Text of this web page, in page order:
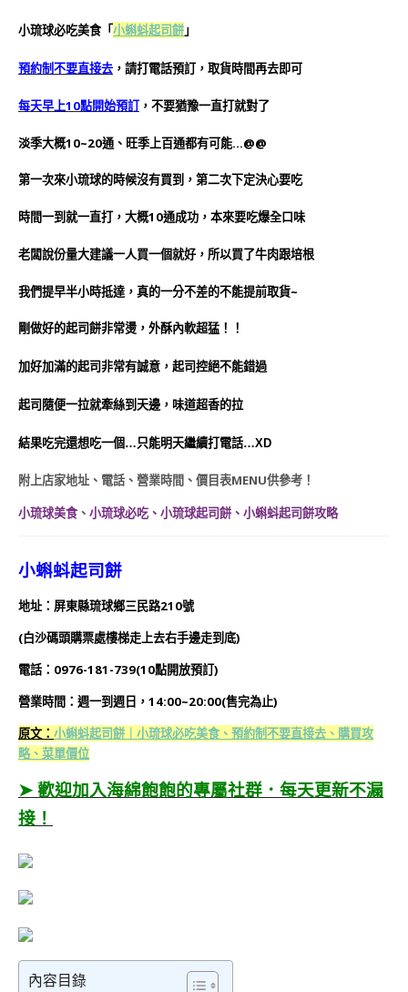
小琉球必吃美食「 小蝌蚪起司餅」
預約制不要直接去 ，請打電話預訂，取貨時間再去即可
每天早上10點開始預訂，不要猶豫一直打就對了
淡季大概10~20通、旺季上百通都有可能…@@
第一次來小琉球的時候沒有買到，第二次下定決心要吃
時間一到就一直打，大概10通成功，本來要吃爆全口味
老闆說份量大建議一人買一個就好，所以買了牛肉跟培根
我們提早半小時抵達，真的一分不差的不能提前取貨~
剛做好的起司餅非常燙，外酥內軟超猛！！
加好加滿的起司非常有誠意，起司控絕不能錯過
起司隨便一拉就牽絲到天邊，味道超香的拉
結果吃完還想吃一個…只能明天繼續打電話…XD
附上店家地址、電話、營業時間、價目表MENU供參考！
小琉球美食、 小琉球必吃、小琉球起司餅、小蝌蚪起司餅攻略
小蝌蚪起司餅
地址：屏東縣琉球鄉三民路210號
(白沙碼頭購票處樓梯走上去右手邊走到底)
電話：0976-181-739(10點開放預訂)
營業時間：週一到週日，14:00~20:00(售完為止)
原文： 小蝌蚪起司餅｜小琉球必吃美食、預約制不要直接去、購買攻
略、菜單價位
➤ 歡迎加入海綿飽飽的專屬社群．每天更新不漏
接！
內容目錄